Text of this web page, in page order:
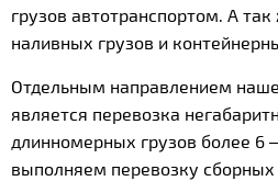
грузов автотранспортом. А
наливных грузов и
Отдельным направлением
является перевозка
длинномерных грузов более 6
выполняем перевозку сборных